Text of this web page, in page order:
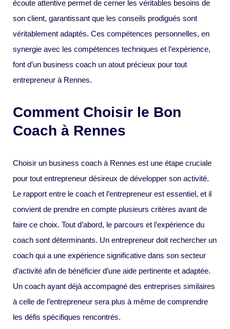
écoute attentive permet de cerner les véritables besoins de
son client, garantissant que les conseils prodigués sont
véritablement adaptés. Ces compétences personnelles, en
synergie avec les compétences techniques et l’expérience,
font d’un business coach un atout précieux pour tout
entrepreneur à Rennes.
Comment Choisir le Bon
Coach à Rennes
Choisir un business coach à Rennes est une étape cruciale
pour tout entrepreneur désireux de développer son activité.
Le rapport entre le coach et l’entrepreneur est essentiel, et il
convient de prendre en compte plusieurs critères avant de
faire ce choix. Tout d’abord, le parcours et l’expérience du
coach sont déterminants. Un entrepreneur doit rechercher un
coach qui a une expérience significative dans son secteur
d’activité afin de bénéficier d’une aide pertinente et adaptée.
Un coach ayant déjà accompagné des entreprises similaires
à celle de l’entrepreneur sera plus à même de comprendre
les défis spécifiques rencontrés.